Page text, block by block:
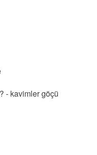
- kavimler göçü